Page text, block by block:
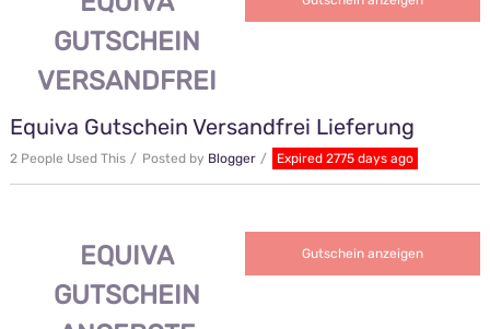
GUTSCHEIN
VERSANDFREI
Equiva Gutschein Versandfrei Lieferung
2 People Used This Posted by Blogger Expired 2775 days ago
EQUIVA
GUTSCHEIN
Gutschein anzeigen
Wird übertragen